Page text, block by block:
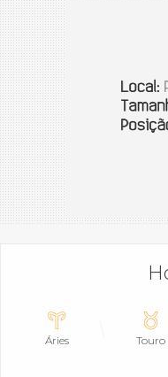
Áries Touro